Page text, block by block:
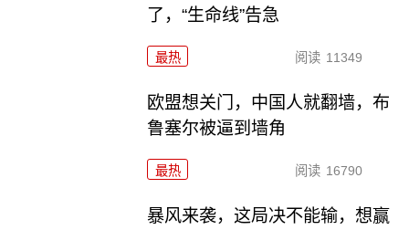
了，“生命线”告急
最热 阅读 11349
欧盟想关门，中国人就翻墙，布
鲁塞尔被逼到墙角
最热 阅读 16790
暴风来袭，这局决不能输，想赢